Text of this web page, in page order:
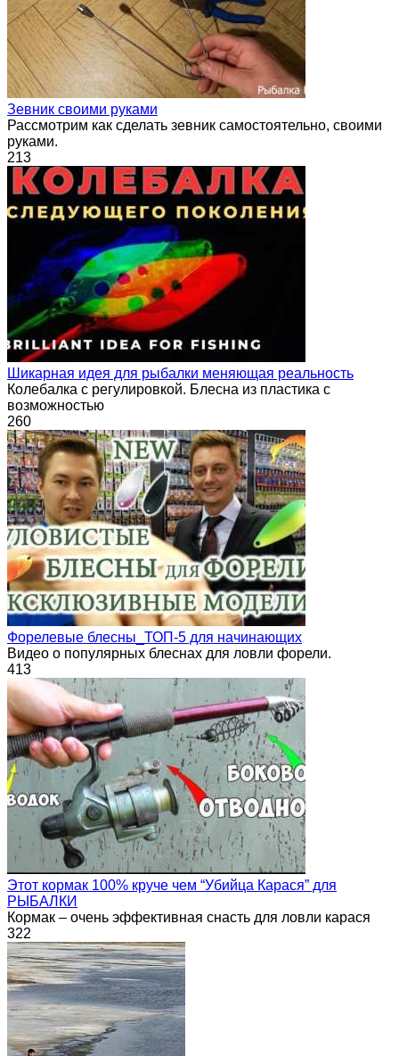
Зевник своими руками
Рассмотрим как сделать зевник самостоятельно, своими
руками.
213
Шикарная идея для рыбалки меняющая реальность
Колебалка с регулировкой. Блесна из пластика с
возможностью
260
Форелевые блесны_ТОП-5 для начинающих
Видео о популярных блеснах для ловли форели.
413
Этот кормак 100% круче чем “Убийца Карася” для
РЫБАЛКИ
Кормак – очень эффективная снасть для ловли карася
322